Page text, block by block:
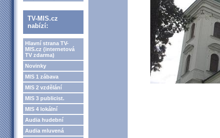
TV-MIS.cz
nabízí:
Hlavní strana TV-
MIS.cz (internetová
TV zdarma)
Novinky
MIS 1 zábava
MIS 2 vzdělání
MIS 3 publicist.
MIS 4 lokální
Audia hudební
Audia mluvená